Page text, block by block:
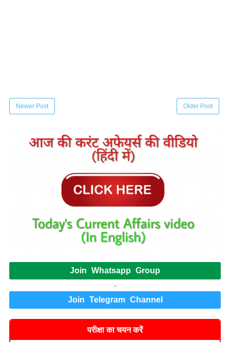
Newer Post Older Post
Join Whatsapp Group
.
Join Telegram Channel
परीक्षा का चयन करें